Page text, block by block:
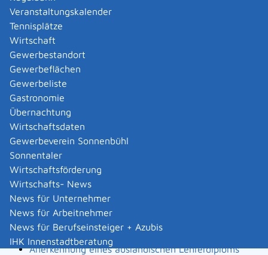
Veranstaltungskalender
Tennisplätze
Wirtschaft
Gewerbestandort
Gewerbeflächen
Gewerbeliste
Gastronomie
Übernachtung
Wirtschaftsdaten
Gewerbeverein Sonnenbühl
Sonnentaler
Wirtschaftsförderung
Wirtschafts- News
News für Unternehmer
News für Arbeitnehmer
News für Berufseinsteiger + Azubis
IHK Innenstadtberatung
Anlagen mitteilen
Änderung der Gemeinschaftslizenz beantragen
Änderung des Entwicklungsziels einer Ökokonto-
Maßnahme beantragen
Änderung des Wohnsitzes innerhalb derselben
Stadt oder Gemeinde melden
Änderung nach Beantragung oder bei Bezug von
Bürgergeld mitteilen
Änderung persönlicher Daten der Hochschule
mitteilen
Änderungen an die Krankenkasse melden
Anerkennung als gemeinnützige Stiftung
beantragen
Anerkennung als Pharmaberater beantragen
Anerkennung als Prüf-, Zertifizierung- oder
Überwachungsstelle (PÜZ-Stelle) nach
Landesbauordnung
Anerkennung eines ausländischen Lehrerdiploms